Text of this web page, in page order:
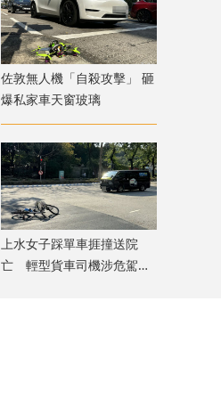
佐敦無人機「自殺攻擊」 砸
爆私家車天窗玻璃
上水女子踩單車捱撞送院
亡 輕型貨車司機涉危駕致